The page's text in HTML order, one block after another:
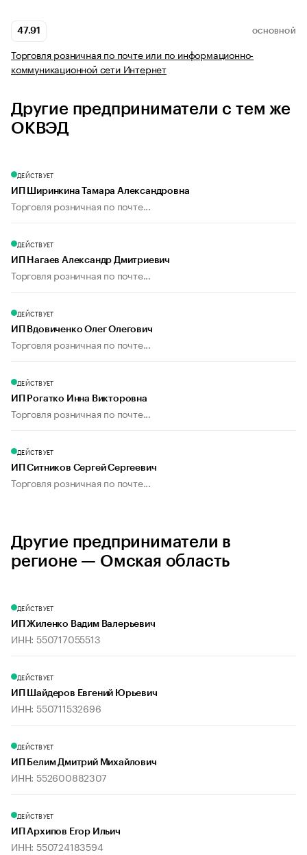
47.91 ОСНОВНОЙ
Торговля розничная по почте или по информационно-
коммуникационной сети Интернет
Другие предприниматели с тем же
ОКВЭД
ДЕЙСТВУЕТ
ИП Ширинкина Тамара Александровна
Торговля розничная по почте...
ДЕЙСТВУЕТ
ИП Нагаев Александр Дмитриевич
Торговля розничная по почте...
ДЕЙСТВУЕТ
ИП Вдовиченко Олег Олегович
Торговля розничная по почте...
ДЕЙСТВУЕТ
ИП Рогатко Инна Викторовна
Торговля розничная по почте...
ДЕЙСТВУЕТ
ИП Ситников Сергей Сергеевич
Торговля розничная по почте...
Другие предприниматели в
регионе — Омская область
ДЕЙСТВУЕТ
ИП Жиленко Вадим Валерьевич
ИНН: 550717055513
ДЕЙСТВУЕТ
ИП Шайдеров Евгений Юрьевич
ИНН: 550711532696
ДЕЙСТВУЕТ
ИП Белим Дмитрий Михайлович
ИНН: 552600882307
ДЕЙСТВУЕТ
ИП Архипов Егор Ильич
ИНН: 550724183594